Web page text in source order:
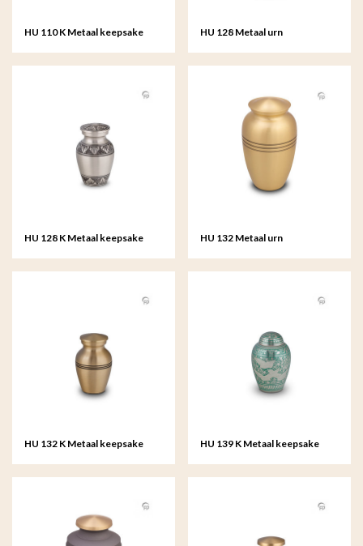
HU 110 K Metaal keepsake HU 128 Metaal urn
HU 128 K Metaal keepsake HU 132 Metaal urn
HU 132 K Metaal keepsake HU 139 K Metaal keepsake